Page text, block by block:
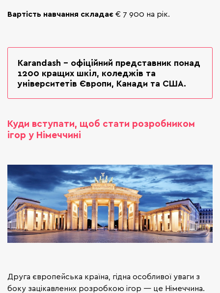
Вартість навчання складає € 7 900 на рік.
Karandash – офіційний представник понад
1200 кращих шкіл, коледжів та
університетів Європи, Канади та США.
Куди вступати, щоб стати розробником
ігор у Німеччині
Друга європейська країна, гідна особливої уваги з
боку зацікавлених розробкою ігор — це Німеччина.